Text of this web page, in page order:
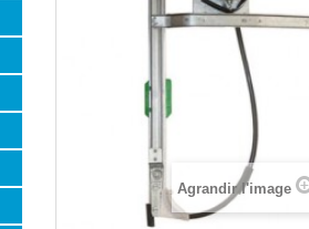
Agrandir l'image